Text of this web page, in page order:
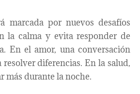
marcada por nuevos desafíos
la calma y evita responder de
En el amor, una conversación
resolver diferencias. En la salud,
más durante la noche.